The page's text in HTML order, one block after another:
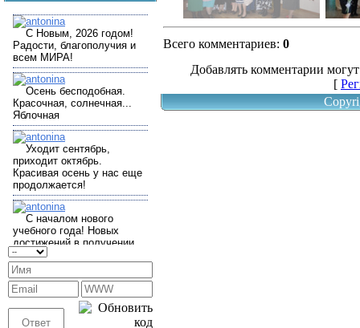
Всего комментариев: 0
Добавлять комментарии
[